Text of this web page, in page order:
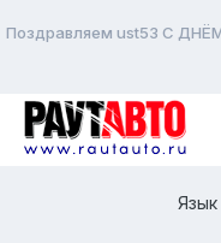
Поздравляем ust53 С
Язык